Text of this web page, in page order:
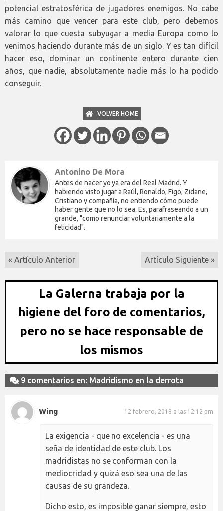
potencial estratosférica de jugadores enemigos. No cabe
más camino que vencer para este club, pero debemos
valorar lo que cuesta subyugar a media Europa como lo
venimos haciendo durante más de un siglo. Y es tan difícil
hacer eso, dominar un continente entero durante cien
años, que nadie, absolutamente nadie más lo ha podido
conseguir.
VOLVER HOME
Antonino De Mora
Antes de nacer yo ya era del Real Madrid. Y
habiendo visto jugar a Raúl, Ronaldo, Figo, Zidane,
Cristiano y compañía, no entiendo cómo puede
haber gente que no lo sea. Es, parafraseando a un
grande, "como renunciar voluntariamente a la
felicidad".
« Artículo Anterior Artículo Siguiente »
La Galerna trabaja por la
higiene del foro de comentarios,
pero no se hace responsable de
los mismos
9 comentarios en: Madridismo en la derrota
Wing 12 febrero, 2018 a las 12:12 pm
La exigencia - que no excelencia - es una
seña de identidad de este club. Los
madridistas no se conforman con la
mediocridad y quizá eso sea una de las
causas de su grandeza.
Dicho esto, es imposible ganar siempre, esto